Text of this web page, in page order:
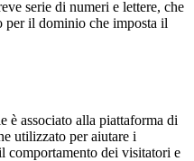
serie di numeri e lettere, che
per il dominio che imposta il
è associato alla piattaforma di
utilizzato per aiutare i
comportamento dei visitatori e